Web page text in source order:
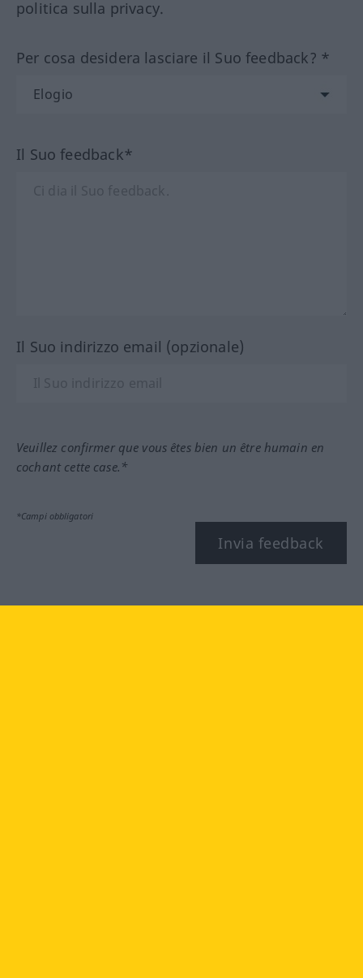
politica sulla privacy.
Per cosa desidera lasciare il Suo feedback? *
Il Suo feedback*
Il Suo indirizzo email (opzionale)
Veuillez confirmer que vous êtes bien un être humain en
cochant cette case.*
*Campi obbligatori
Invia feedback